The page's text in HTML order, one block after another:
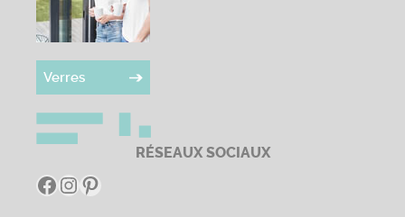
Verres
RÉSEAUX SOCIAUX
Facebook
Instagram
Pinterest